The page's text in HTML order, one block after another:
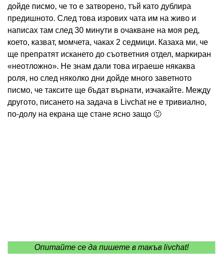
дойде писмо, че то е затворено, тъй като дублира
предишното. След това изрових чата им на живо и
написах там след 30 минути в очакване на моя ред,
което, казват, момчета, чаках 2 седмици. Казаха ми, че
ще препратят искането до съответния отдел, маркиран
«неотложно». Не знам дали това играеше някаква
роля, но след няколко дни дойде много заветното
писмо, че таксите ще бъдат върнати, изчакайте. Между
другото, писането на задача в Livchat не е тривиално,
по-долу на екрана ще стане ясно защо 🙂
Опитайте се да пишете в такъв livchat!